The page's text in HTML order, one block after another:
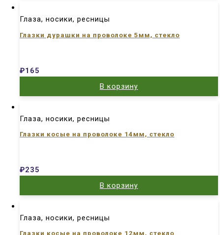
Глаза, носики, ресницы
Глазки дурашки на проволоке 5мм, стекло
₽165
В корзину
Глаза, носики, ресницы
Глазки косые на проволоке 14мм, стекло
₽235
В корзину
Глаза, носики, ресницы
Глазки косые на проволоке 12мм, стекло